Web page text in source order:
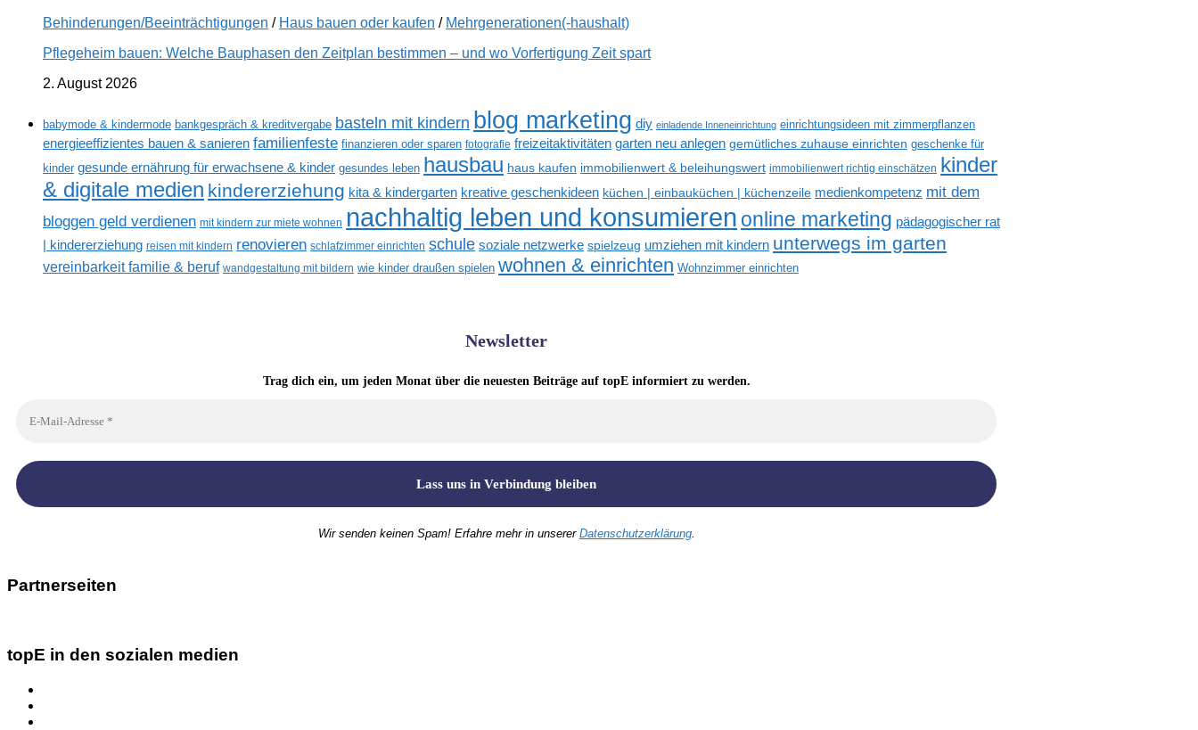
Behinderungen/Beeinträchtigungen / Haus bauen oder kaufen / Mehrgenerationen(-haushalt)
Pflegeheim bauen: Welche Bauphasen den Zeitplan bestimmen – und wo Vorfertigung Zeit spart
2. August 2026
babymode & kindermode bankgespräch & kreditvergabe basteln mit kindern blog marketing diy einladende Inneneinrichtung einrichtungsideen mit zimmerpflanzen
energieeffizientes bauen & sanieren familienfeste finanzieren oder sparen fotografie freizeitaktivitäten garten neu anlegen gemütliches zuhause einrichten geschenke für
kinder gesunde ernährung für erwachsene & kinder gesundes leben hausbau haus kaufen immobilienwert & beleihungswert immobilienwert richtig einschätzen kinder
& digitale medien kindererziehung kita & kindergarten kreative geschenkideen küchen | einbauküchen | küchenzeile medienkompetenz mit dem
bloggen geld verdienen mit kindern zur miete wohnen nachhaltig leben und konsumieren online marketing pädagogischer rat
| kindererziehung reisen mit kindern renovieren schlafzimmer einrichten schule soziale netzwerke spielzeug umziehen mit kindern unterwegs im garten
vereinbarkeit familie & beruf wandgestaltung mit bildern wie kinder draußen spielen wohnen & einrichten Wohnzimmer einrichten
Newsletter
Trag dich ein, um jeden Monat über die neuesten Beiträge auf topE informiert zu werden.
Wir senden keinen Spam! Erfahre mehr in unserer Datenschutzerklärung.
Partnerseiten
topE in den sozialen medien